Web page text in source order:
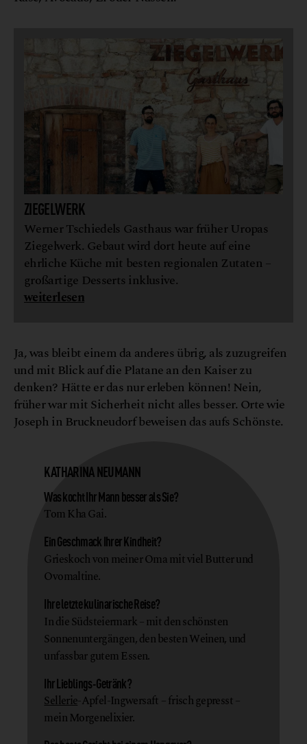
ZIEGELWERK
Werner Tschiedels Gasthaus war früher Uropas
Ziegelwerk. Gebaut wird dort heute auf eine
ehrliche Küche mit besten regionalen Zutaten –
großartige Desserts inklusive.
weiterlesen
Ja, was bleibt einem da anderes übrig, als zuzugreifen
und mit Blick auf die Platane an den Kaiser zu
denken? Hätte er das nur erleben können! Nein,
früher war mit Sicherheit nicht alles besser. Orte wie
Joseph in Bruckneudorf beweisen das aufs Schönste.
KATHARINA NEUMANN
Was kocht Ihr Mann besser als Sie?
Tom Kha Gai.
Ein Geschmack Ihrer Kindheit?
Grieskoch von meiner Oma mit viel Butter und
Ovomaltine.
Ihre letzte kulinarische Reise?
In die Südsteiermark – mit den schönsten
Sonnenuntergängen, den besten Weinen, und
unfassbar gutem Essen.
Ihr Lieblings-Getränk?
Sellerie-Apfel-Ingwersaft – frisch gepresst –
mein Morgenelixier.